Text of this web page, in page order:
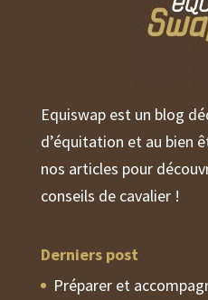
Equiswap est un blog
d’équitation et au bien
nos articles pour
conseils de cavalier !
Derniers post
Préparer et